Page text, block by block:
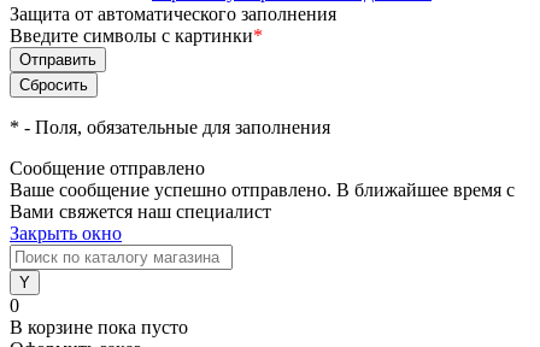
Защита от автоматического заполнения
Введите символы с картинки*
* - Поля, обязательные для заполнения
Сообщение отправлено
Ваше сообщение успешно отправлено. В ближайшее время с
Вами свяжется наш специалист
Закрыть окно
0
В корзине пока пусто